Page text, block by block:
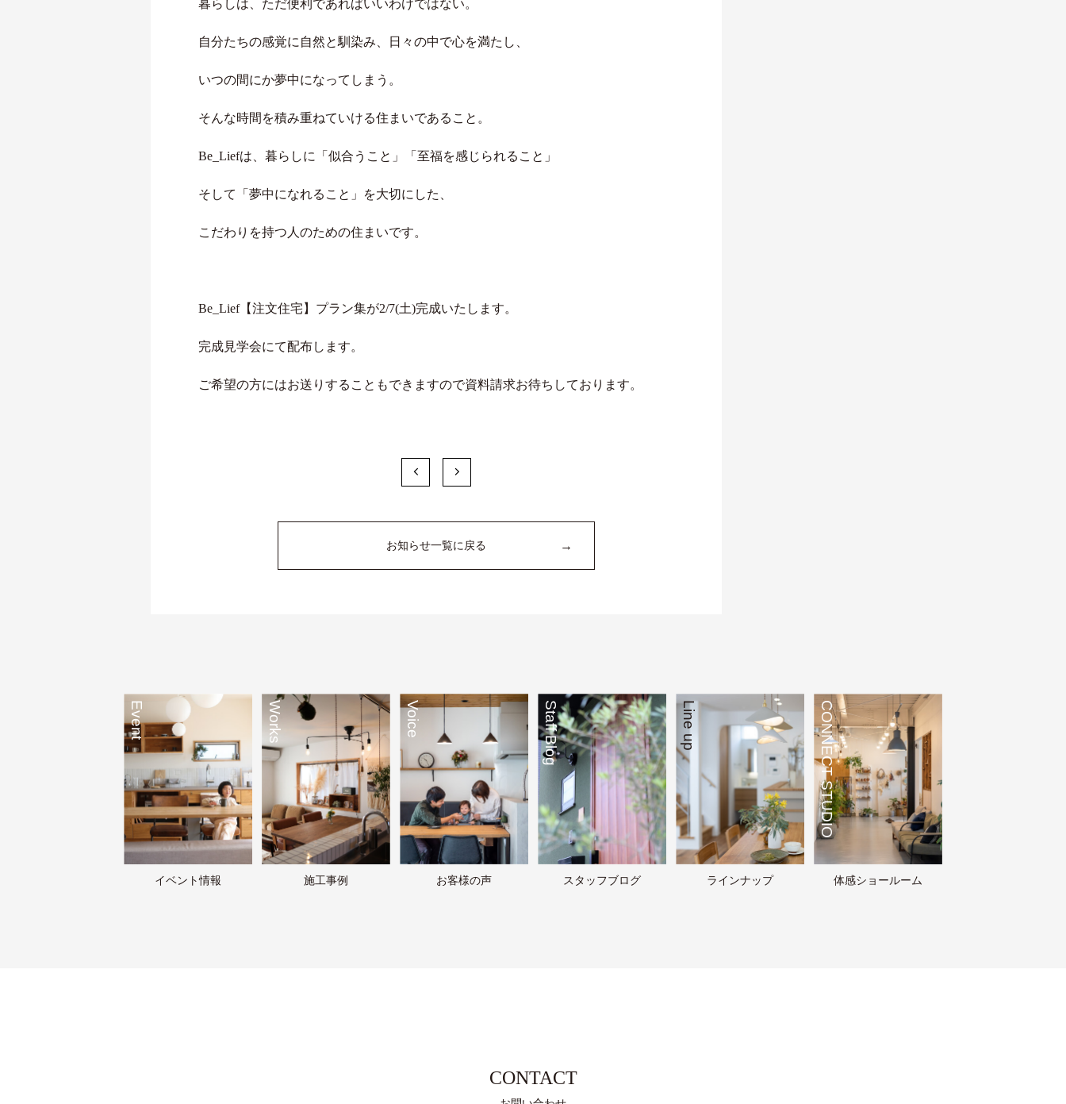
暮らしは、ただ便利であればいいわけではない。
自分たちの感覚に自然と馴染み、日々の中で心を満たし、
いつの間にか夢中になってしまう。
そんな時間を積み重ねていける住まいであること。
Be_Liefは、暮らしに「似合うこと」「至福を感じられること」
そして「夢中になれること」を大切にした、
こだわりを持つ人のための住まいです。
Be_Lief【注文住宅】プラン集が2/7(土)完成いたします。
完成見学会にて配布します。
ご希望の方にはお送りすることもできますので資料請求お待ちしております。
お知らせ一覧に戻る →
Event
イベント情報
Works
施工事例
Voice
お客様の声
Staff Blog
スタッフブログ
Line up
ラインナップ
CONNECT STUDIO
体感ショールーム
CONTACT